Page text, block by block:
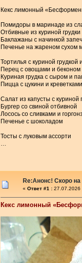
Кекс лимонный
Помидоры в маринаде из
Отбивные из куриной
Баклажаны с начинкой
Печенье на жареном сухом
Тортилья с куриной грудкой
Перец с овощами и беконом
Куриная грудка с сыром и
Пицца с цукини и креветками
Салат из капусты с куриной
Бургер со свиной отбивной
Лосось со сливками и
Печенье с шоколадом
Тосты с луковым ассорти
Re:Анонс! Скоро
« Ответ #1 : 27.07.2026
Кекс лимонный